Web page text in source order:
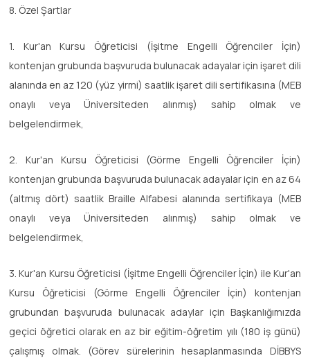
8. Özel Şartlar
1. Kur'an Kursu Öğreticisi (İşitme Engelli Öğrenciler İçin)
kontenjan grubunda başvuruda bulunacak adayalar için işaret dili
alanında en az 120 (yüz yirmi) saatlik işaret dili sertifikasına (MEB
onaylı veya Üniversiteden alınmış) sahip olmak ve
belgelendirmek,
2. Kur'an Kursu Öğreticisi (Görme Engelli Öğrenciler İçin)
kontenjan grubunda başvuruda bulunacak adayalar için en az 64
(altmış dört) saatlik Braille Alfabesi alanında sertifikaya (MEB
onaylı veya Üniversiteden alınmış) sahip olmak ve
belgelendirmek,
3. Kur'an Kursu Öğreticisi (İşitme Engelli Öğrenciler İçin) ile Kur'an
Kursu Öğreticisi (Görme Engelli Öğrenciler İçin) kontenjan
grubundan başvuruda bulunacak adaylar için Başkanlığımızda
geçici öğretici olarak en az bir eğitim-öğretim yılı (180 iş günü)
çalışmış olmak. (Görev sürelerinin hesaplanmasında DİBBYS